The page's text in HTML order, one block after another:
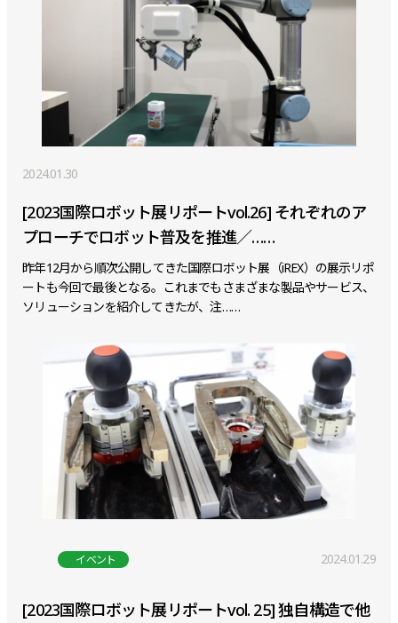
2024.01.30
[2023国際ロボット展リポートvol.26] それぞれのア
プローチでロボット普及を推進／……
昨年12月から順次公開してきた国際ロボット展（iREX）の展示リポ
ートも今回で最後となる。これまでもさまざまな製品やサービス、
ソリューションを紹介してきたが、注……
イベント 2024.01.29
[2023国際ロボット展リポートvol. 25] 独自構造で他